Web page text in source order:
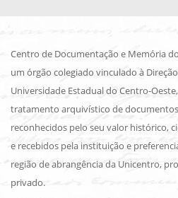
Centro de Documentação e Memória
um órgão colegiado vinculado à
Universidade Estadual do Centro-
tratamento arquivístico de
reconhecidos pelo seu valor histórico,
e recebidos pela instituição e
região de abrangência da Unicentro,
privado.